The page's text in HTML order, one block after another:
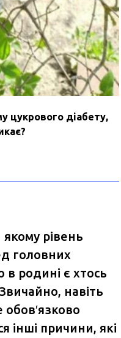
цукрового діабету,
?
рівень
головних
в родині є хтось
навіть
інші причини, які